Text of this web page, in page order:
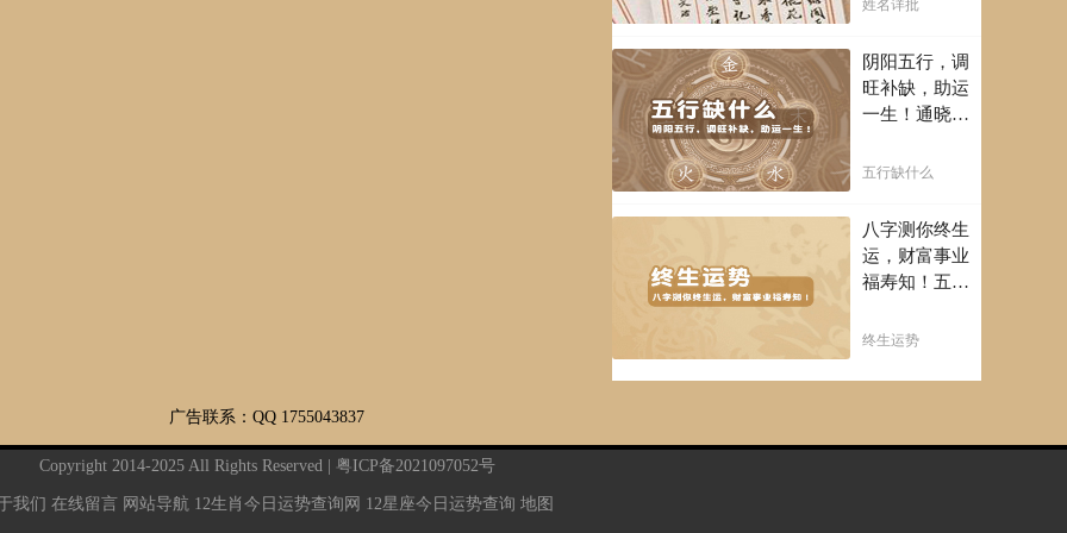
社会环境。寻求专业指导：专业的星盘分析师，也可以帮助更好
非劣势，而是另一种独特的优势。关键在于，如何充分了解自
点。[详细]
姓名详批
阴阳五行，调
旺补缺，助运
一生！通晓五
波澜，调旺补
一生！
五行缺什么
八字测你终生
运，财富事业
福寿知！五行
知天命方可福
贵！
终生运势
广告联系：QQ 1755043837
Copyright 2014-2025 All Rights Reserved | 粤ICP备2021097052号
我们 在线留言 网站导航 12生肖今日运势查询网 12星座今日运势查询 地图